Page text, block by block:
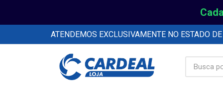
ATENDEMOS EXCLUSIVAMENTE NO ESTADO